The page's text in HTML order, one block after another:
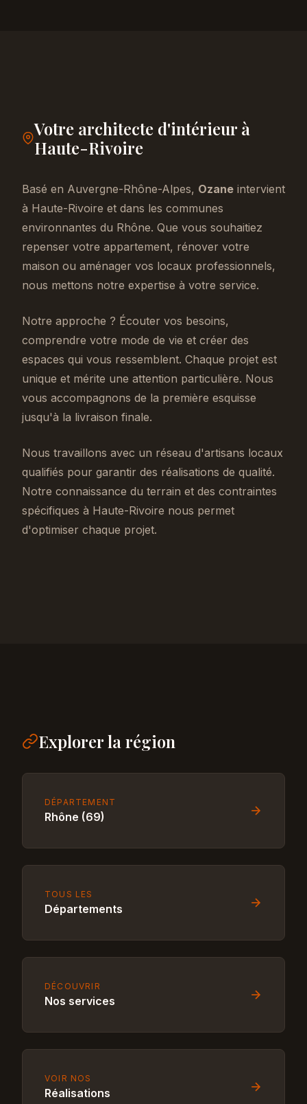
Votre architecte d'intérieur à
Haute-Rivoire
Basé en Auvergne-Rhône-Alpes, Ozane intervient
à Haute-Rivoire et dans les communes
environnantes du Rhône. Que vous souhaitiez
repenser votre appartement, rénover votre
maison ou aménager vos locaux professionnels,
nous mettons notre expertise à votre service.
Notre approche ? Écouter vos besoins,
comprendre votre mode de vie et créer des
espaces qui vous ressemblent. Chaque projet est
unique et mérite une attention particulière. Nous
vous accompagnons de la première esquisse
jusqu'à la livraison finale.
Nous travaillons avec un réseau d'artisans locaux
qualifiés pour garantir des réalisations de qualité.
Notre connaissance du terrain et des contraintes
spécifiques à Haute-Rivoire nous permet
d'optimiser chaque projet.
Explorer la région
DÉPARTEMENT
Rhône (69)
TOUS LES
Départements
DÉCOUVRIR
Nos services
VOIR NOS
Réalisations